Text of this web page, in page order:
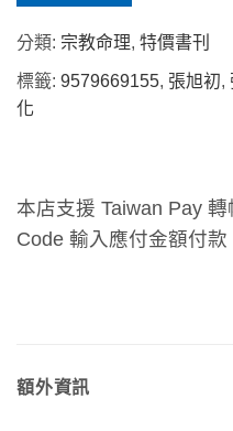
分類: 宗教命理, 特價書刊
標籤: 9579669155, 張旭初,
化
本店支援 Taiwan Pay
Code 輸入應付金額付款
額外資訊